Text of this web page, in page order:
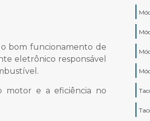
bom funcionamento de
eletrônico responsável
motor e a eficiência no